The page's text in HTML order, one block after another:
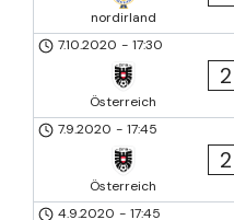
nordirland
7.10.2020 - 17:30
Österreich
2
7.9.2020 - 17:45
Österreich
2
4.9.2020 - 17:45